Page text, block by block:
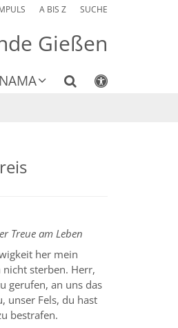
A BIS Z SUCHE
Gießen
Treue am Leben
her mein
sterben. Herr,
gerufen, an uns das
unser Fels, du hast
bestrafen.